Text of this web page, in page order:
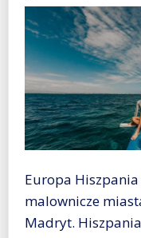
Europa
malownicze
Madryt.